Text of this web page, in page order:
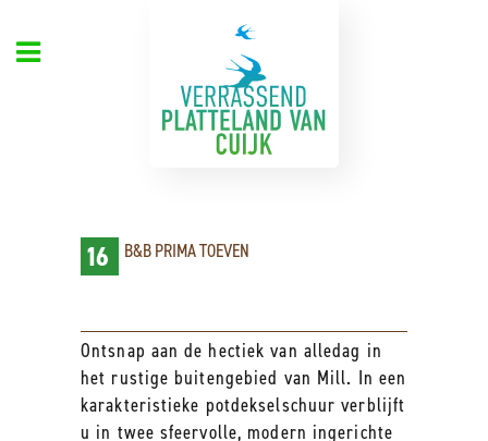
16 B&B PRIMA TOEVEN
Ontsnap aan de hectiek van alledag in
het rustige buitengebied van Mill. In een
karakteristieke potdekselschuur verblijft
u in twee sfeervolle, modern ingerichte